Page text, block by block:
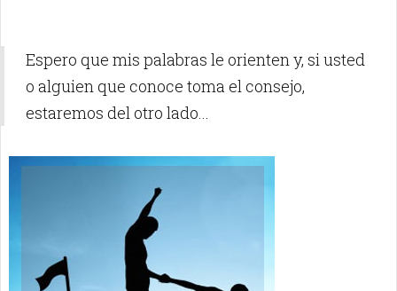
Espero que mis palabras le orienten y, si usted
o alguien que conoce toma el consejo,
estaremos del otro lado...